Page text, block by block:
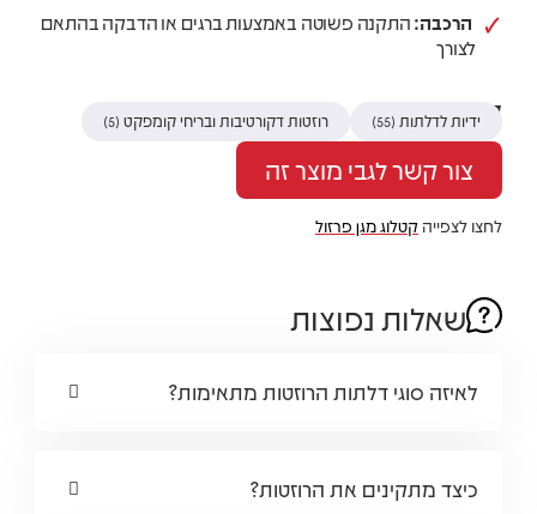
הרכבה:התקנה פשוטה באמצעות ברגים או הדבקה בהתאם
לצורך
קטגוריות
ידיות לדלתות (55) רוזטות דקורטיבות ובריחי קומפקט (5)
צור קשר לגבי מוצר זה
לחצו לצפייהקטלוג מגן פרזול
שאלות נפוצות
לאיזה סוגי דלתות הרוזטות מתאימות?
כיצד מתקינים את הרוזטות?